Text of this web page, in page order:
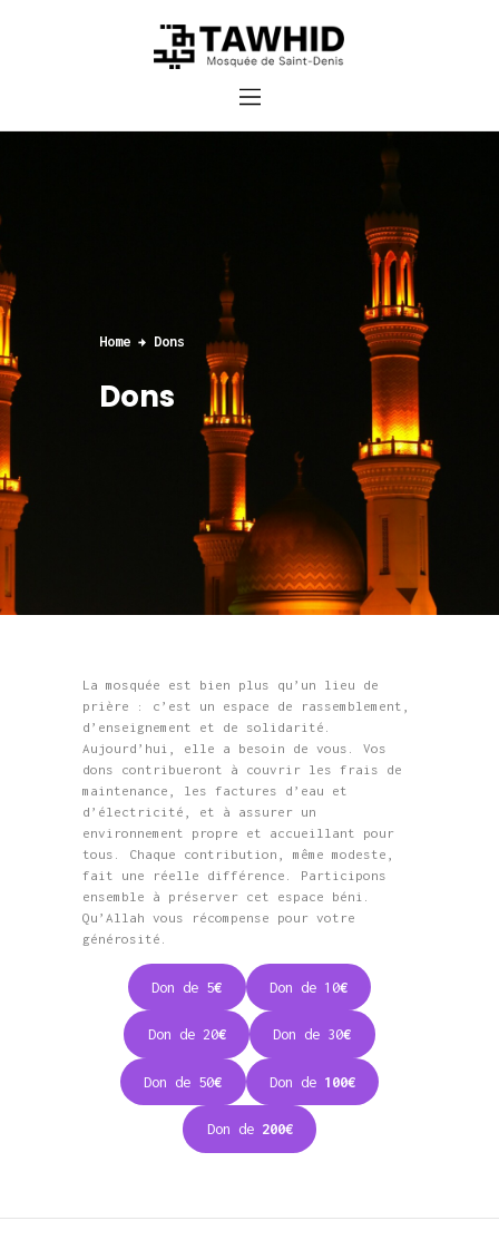
Home Dons
Dons
La mosquée est bien plus qu’un lieu de
prière : c’est un espace de rassemblement,
d’enseignement et de solidarité.
Aujourd’hui, elle a besoin de vous. Vos
dons contribueront à couvrir les frais de
maintenance, les factures d’eau et
d’électricité, et à assurer un
environnement propre et accueillant pour
tous. Chaque contribution, même modeste,
fait une réelle différence. Participons
ensemble à préserver cet espace béni.
Qu’Allah vous récompense pour votre
générosité.
Don de 5€ Don de 10€
Don de 20€ Don de 30€
Don de 50€ Don de 100€
Don de 200€